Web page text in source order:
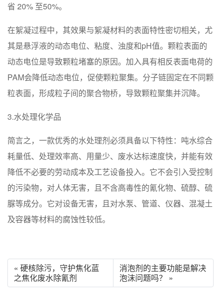
省 20% 至50%。
在絮凝过程中，其效果与絮凝材料的表面特性密切相关，尤
其是悬浮液的动态电位、粘度、浊度和pH值。颗粒表面的
动态电位是导致颗粒堵塞的原因。加入具有相反表面电荷的
PAM会降低动态电位，促使颗粒聚集。分子链固定在不同颗
粒表面，形成粒子间的聚合物桥，导致颗粒聚集并沉降。
3.水处理化学品
简言之，一款优秀的水处理剂必须具备以下特性：吨水综合
耗量低、处理效率高、用量少、废水达标速度快，并能有效
降低不必要的劳动成本及工艺设备投入。它不会引入受控制
的污染物，对人体无害，且不含高毒性的氰化物、硫醇、硫
脲等成分。它对设备无害，且对水泵、管道、仪器、混凝土
及容器等材料的腐蚀性较低。
« 硬核除污，守护焦化蓝
之焦化废水除氰剂
消泡剂的主要功能是解决
泡沫问题吗？ »